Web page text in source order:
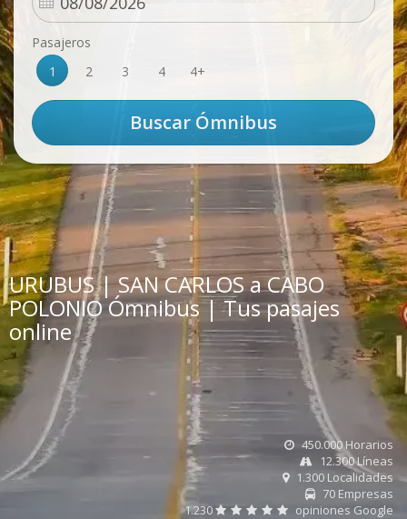
Pasajeros
1
2 3 4 4+
URUBUS | SAN CARLOS a CABO
POLONIO Ómnibus | Tus pasajes
online
450.000 Horarios
12.300 Líneas
1.300 Localidades
70 Empresas
1.230
opiniones Google